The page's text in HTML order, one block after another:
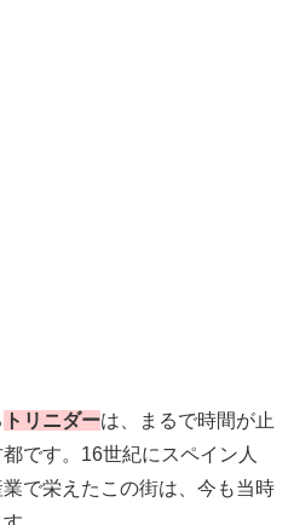
トリニダーは、まるで時間が止
です。16世紀にスペイン人
で栄えたこの街は、今も当時